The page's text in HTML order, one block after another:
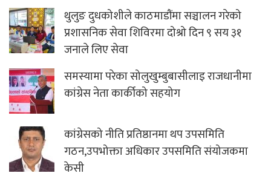
थुलुङ दुधकोशीले काठमाडौंमा सञ्चालन गरेको
प्रशासनिक सेवा शिविरमा दोश्रो दिन ९ सय ३१
जनाले लिए सेवा
समस्यामा परेका सोलुखुम्बुबासीलाइ राजधानीमा
कांग्रेस नेता कार्कीको सहयोग
कांग्रेसको नीति प्रतिष्ठानमा थप उपसमिति
गठन,उपभोक्ता अधिकार उपसमिति संयोजकमा
केसी